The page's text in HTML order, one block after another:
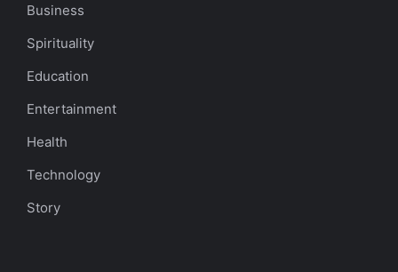
Business
Spirituality
Education
Entertainment
Health
Technology
Story